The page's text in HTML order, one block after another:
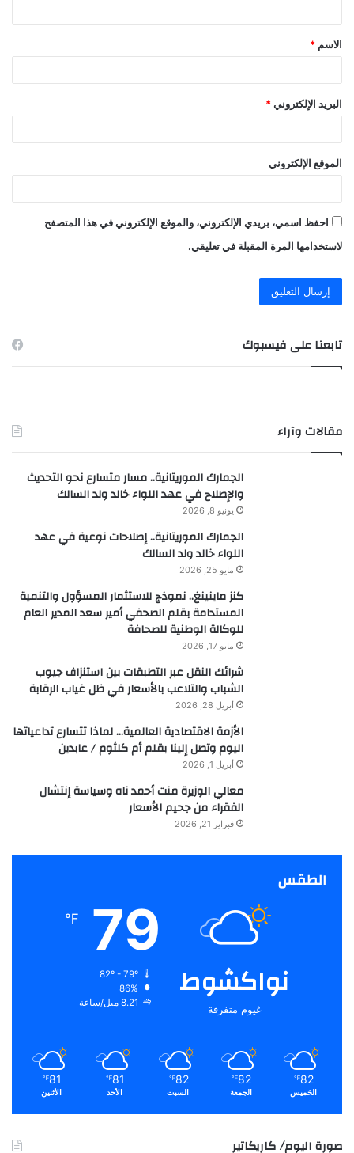
ق
*
الاسم *
البريد الإلكتروني *
الموقع الإلكتروني
احفظ اسمي، بريدي الإلكتروني، والموقع الإلكتروني في هذا المتصفح
لاستخدامها المرة المقبلة في تعليقي.
تابعنا على فيسبوك
مقالات وآراء
الجمارك الموريتانية.. مسار متسارع نحو التحديث
والإصلاح في عهد اللواء خالد ولد السالك
يونيو 8, 2026
الجمارك الموريتانية.. إصلاحات نوعية في عهد
اللواء خالد ولد السالك
مايو 25, 2026
كنز ماينينغ.. نموذج للاستثمار المسؤول والتنمية
المستدامة بقلم الصحفي أمير سعد المدير العام
للوكالة الوطنية للصحافة
مايو 17, 2026
شرائك النقل عبر التطبقات بين استنزاف جيوب
الشباب والتلاعب بالأسعار في ظل غياب الرقابة
أبريل 28, 2026
الأزمة الاقتصادية العالمية… لماذا تتسارع تداعياتها
اليوم وتصل إلينا بقلم أم كلثوم / عابدين
أبريل 1, 2026
معالي الوزيرة منت أحمد ناه وسياسة إنتشال
الفقراء من جحيم الأسعار
فبراير 21, 2026
الطقس
نواكشوط
غيوم متفرقة
79
℉
86%
8.21 ميل/ساعة
82
℉
الخميس
82
℉
الجمعة
82
℉
السبت
81
℉
الأحد
81
℉
الأثنين
صورة اليوم/ كاريكاتير